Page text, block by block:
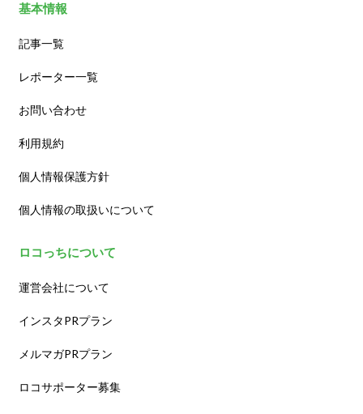
基本情報
記事一覧
レポーター一覧
お問い合わせ
利用規約
個人情報保護方針
個人情報の取扱いについて
ロコっちについて
運営会社について
インスタPRプラン
メルマガPRプラン
ロコサポーター募集